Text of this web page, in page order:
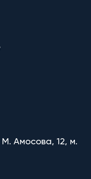
М. Амосова, 12, м.